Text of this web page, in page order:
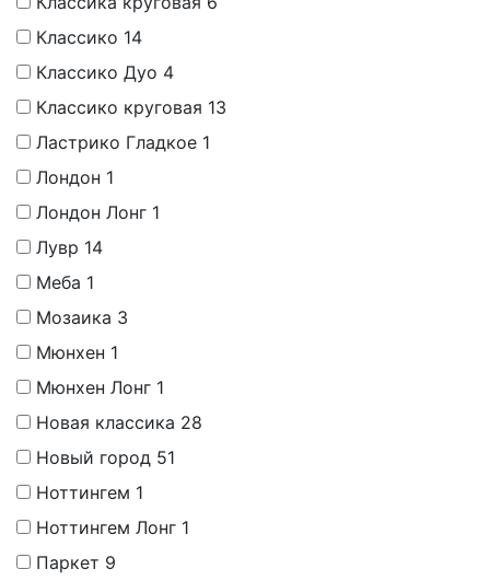
Классико 14
Классико Дуо 4
Классико круговая 13
Ластрико Гладкое 1
Лондон 1
Лондон Лонг 1
Лувр 14
Меба 1
Мозаика 3
Мюнхен 1
Мюнхен Лонг 1
Новая классика 28
Новый город 51
Ноттингем 1
Ноттингем Лонг 1
Паркет 9